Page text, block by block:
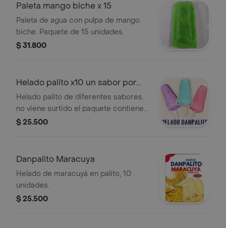
Paleta mango biche x 15
Paleta de agua con pulpa de mango
biche. Paquete de 15 unidades.
$ 31.800
Helado palito x10 un sabor por
empaque
Helado palito de diferentes sabores.
no viene surtido el paquete contiene
el mismo sabor. puedes escoger
chocolate, lulo, tres leches, arequipe
con coco, queso con bocadillo, maní,
piña, mora, fresa, coco y chicle
$ 25.500
Danpalito Maracuya
Helado de maracuyá en palito, 10
unidades.
$ 25.500